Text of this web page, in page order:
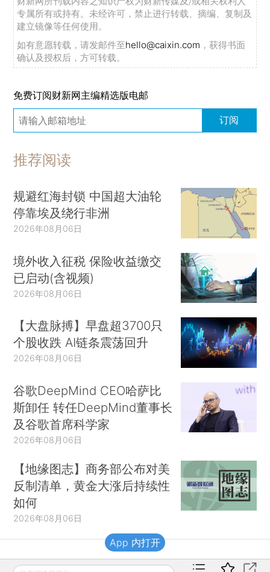
专属所有或持有。未经许可，禁止进行转载、摘编、复制及
建立镜像等任何使用。
如有意愿转载，请发邮件至hello@caixin.com ，获得书面
确认及授权后，方可转载。
免费订阅财新网主编精选版电邮
订阅
推荐阅读
规避红海封锁 中国超大油轮
停靠埃及绕行非洲
2026年08月06日
境外收入征税 保险收益缴交
已启动(含视频)
2026年08月06日
【大盘脉搏】早盘超3700只
个股收跌 AI链条震荡回升
2026年08月06日
谷歌DeepMind CEO哈萨比
斯卸任 转任DeepMind董事长
及谷歌首席科学家
2026年08月06日
【地缘图志】商务部公布对美
反制清单，黄金大涨后持续性
如何
2026年08月06日
财新移动
App 内打开